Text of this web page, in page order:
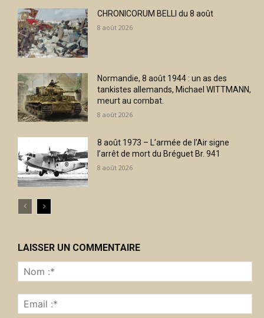
CHRONICORUM BELLI du 8 août
8 août 2026
Normandie, 8 août 1944 : un as des
tankistes allemands, Michael WITTMANN,
meurt au combat.
8 août 2026
8 août 1973 – L’armée de l’Air signe
l’arrêt de mort du Bréguet Br. 941
8 août 2026
LAISSER UN COMMENTAIRE
:*
:*